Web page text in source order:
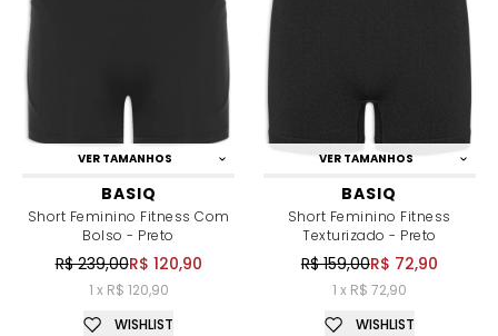
VER TAMANHOS
BASIQ
Short Feminino Fitness Com
Bolso - Preto
R$ 239,00R$ 120,90
1 x R$ 120,90
WISHLIST
VER TAMANHOS
BASIQ
Short Feminino Fitness
Texturizado - Preto
R$ 159,00R$ 72,90
1 x R$ 72,90
WISHLIST